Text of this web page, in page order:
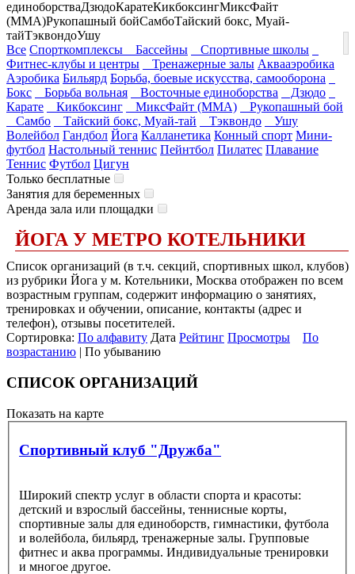
единоборстваДзюдоКаратеКикбоксингМиксФайт
(ММА)Рукопашный бойСамбоТайский бокс, Муай-
тайТэквондоУшу
Все Спорткомплексы Бассейны
Спортивные школы
Фитнес-клубы и центры
Тренажерные залы Аквааэробика
Аэробика Бильярд Борьба, боевые искусства, самооборона
Бокс
Борьба вольная Восточные единоборства
Дзюдо
Карате
Кикбоксинг МиксФайт (ММА)
Рукопашный бой
Самбо
Тайский бокс, Муай-тай Тэквондо
Ушу
Волейбол Гандбол Йога Калланетика Конный спорт Мини-
футбол Настольный теннис Пейнтбол Пилатес Плавание
Теннис Футбол Цигун
Только бесплатные
Занятия для беременных
Аренда зала или площадки
ЙОГА У МЕТРО КОТЕЛЬНИКИ
Список организаций (в т.ч. секций, спортивных школ, клубов)
из рубрики Йога у м. Котельники, Москва отображен по всем
возрастным группам, содержит информацию о занятиях,
тренировках и обучении, описание, контакты (адрес и
телефон), отзывы посетителей.
Сортировка: По алфавиту Дата Рейтинг Просмотры
По
возрастанию | По убыванию
СПИСОК ОРГАНИЗАЦИЙ
Показать на карте
Спортивный клуб "Дружба"
Широкий спектр услуг в области спорта и красоты:
детский и взрослый бассейны, теннисные корты,
спортивные залы для единоборств, гимнастики, футбола
и волейбола, бильярд, тренажерные залы. Групповые
фитнес и аква программы. Индивидуальные тренировки
и многое другое.